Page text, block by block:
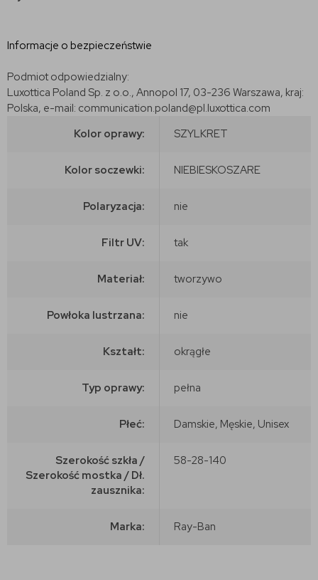
Informacje o bezpieczeństwie
Podmiot odpowiedzialny:
Luxottica Poland Sp. z o.o., Annopol 17, 03-236 Warszawa, kraj:
Polska, e-mail: communication.poland@pl.luxottica.com
Kolor oprawy:
SZYLKRET
Kolor soczewki: NIEBIESKOSZARE
Polaryzacja: nie
Filtr UV: tak
Materiał: tworzywo
Powłoka lustrzana: nie
Kształt: okrągłe
Typ oprawy: pełna
Płeć: Damskie, Męskie, Unisex
Szerokość szkła /
Szerokość mostka / Dł.
zausznika:
58-28-140
Marka: Ray-Ban